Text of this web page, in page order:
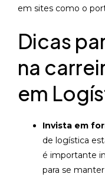
em sites como o
Dicas
na
em
Invista em
de logística
é importante
para se